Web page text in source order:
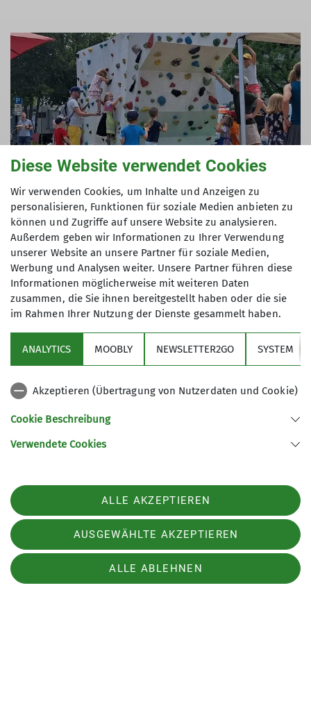
Der Boulderblock war ein voller Erfolg und zog
durchgehend kletterbegeisterte Kinder an. Es war
großartig zu sehen, wie viel Freude die Kinder am
Klettern hatten und wie begeistert sie von den
Spielen waren.
ZAMMA Festivals und der Bergzeit, die uns durch
die Finanzierung des Boulderblocks unterstützt
haben. Ohne die tatkräftige Hilfe unserer
Helfer*innen aus der Sektion wäre es nicht
Diese Website verwendet Cookies
Wir verwenden Cookies, um Inhalte und Anzeigen zu
personalisieren, Funktionen für soziale Medien anbieten zu
können und Zugriffe auf unsere Website zu analysieren.
Außerdem geben wir Informationen zu Ihrer Verwendung
unserer Website an unsere Partner für soziale Medien,
Werbung und Analysen weiter. Unsere Partner führen diese
Informationen möglicherweise mit weiteren Daten
zusammen, die Sie ihnen bereitgestellt haben oder die sie
im Rahmen Ihrer Nutzung der Dienste gesammelt haben.
ANALYTICS MOOBLY NEWSLETTER2GO SYSTEM
Akzeptieren (Übertragung von Nutzerdaten und Cookie)
Cookie Beschreibung
Verwendete Cookies
ALLE AKZEPTIEREN
AUSGEWÄHLTE AKZEPTIEREN
ALLE ABLEHNEN